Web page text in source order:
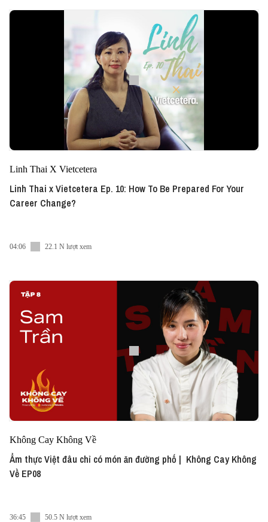
Linh Thai X Vietcetera
Linh Thai x Vietcetera Ep. 10: How To Be Prepared For Your
Career Change?
04:06 22.1 N lượt xem
Không Cay Không Về
Ẩm thực Việt đâu chỉ có món ăn đường phố | Không Cay Không
Về EP08
36:45 50.5 N lượt xem